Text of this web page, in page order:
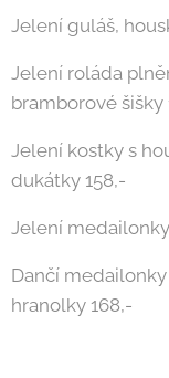
Jelení guláš,
Jelení roláda
bramborové šišky
Jelení kostky s
dukátky 158,-
Jelení
Dančí
hranolky 168,-